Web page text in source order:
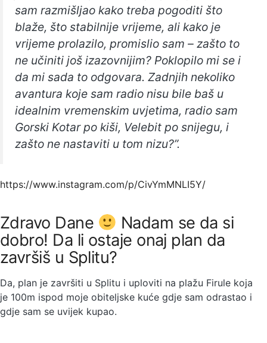
sam razmišljao kako treba pogoditi što
blaže, što stabilnije vrijeme, ali kako je
vrijeme prolazilo, promislio sam – zašto to
ne učiniti još izazovnijim? Poklopilo mi se i
da mi sada to odgovara. Zadnjih nekoliko
avantura koje sam radio nisu bile baš u
idealnim vremenskim uvjetima, radio sam
Gorski Kotar po kiši, Velebit po snijegu, i
zašto ne nastaviti u tom nizu?”.
https://www.instagram.com/p/CivYmMNLI5Y/
Zdravo Dane
Nadam se da si
dobro! Da li ostaje onaj plan da
završiš u Splitu?
Da, plan je završiti u Splitu i uploviti na plažu Firule koja
je 100m ispod moje obiteljske kuće gdje sam odrastao i
gdje sam se uvijek kupao.